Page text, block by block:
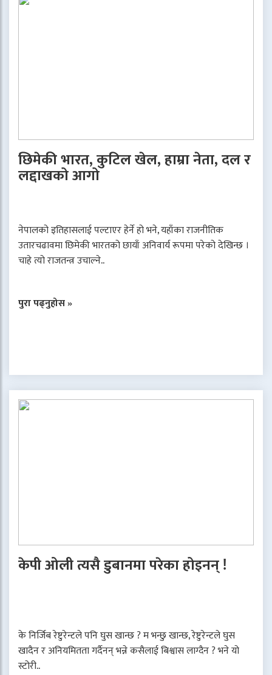
छिमेकी भारत, कुटिल खेल, हाम्रा नेता, दल र
लद्दाखको आगो
नेपालको इतिहासलाई पल्टाएर हेर्ने हो भने, यहाँका राजनीतिक
उतारचढावमा छिमेकी भारतको छायाँ अनिवार्य रूपमा परेको देखिन्छ ।
चाहे त्यो राजतन्त्र उचाल्ने..
पुरा पढ्नुहोस »
केपी ओली त्यसै डुबानमा परेका होइनन् !
के निर्जिब रेष्टुरेन्टले पनि घुस खान्छ ? म भन्छु खान्छ, रेष्टुरेन्टले घुस
खादैन र अनियमितता गर्दैनन् भन्ने कसैलाई बिश्वास लाग्दैन ? भने यो
स्टोरी..